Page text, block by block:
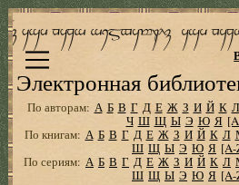
Электронная
По авторам: А Б В Г Д Е Ж З И Й К Л
Ч Ш Щ Ы Э Ю Я
По книгам: А Б В Г Д Е Ж З И Й К Л
Ш Щ Ы Э Ю Я
По сериям: А Б В Г Д Е Ж З И Й К Л
Ш Щ Ы Э Ю Я